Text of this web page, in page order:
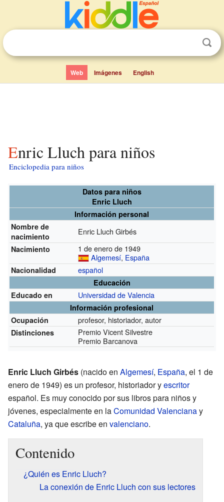
Web Imágenes English
Enric Lluch para niños
Enciclopedia para niños
Datos para niños
Enric Lluch
Información personal
Nombre de
nacimiento
Enric Lluch Girbés
Nacimiento
1 de enero de 1949
Algemesí, España
Nacionalidad español
Educación
Educado en
Universidad de Valencia
Información profesional
Ocupación
profesor, historiador, autor
Distinciones
Premio Vicent Silvestre
Premio Barcanova
Enric Lluch Girbés (nacido en Algemesí, España, el 1 de
enero de 1949) es un profesor, historiador yescritor
español. Es muy conocido por sus libros para niños y
jóvenes, especialmente en laComunidad Valencianay
Cataluña, ya que escribe en valenciano.
Contenido
¿Quién es Enric Lluch?
La conexión de Enric Lluch con sus lectores